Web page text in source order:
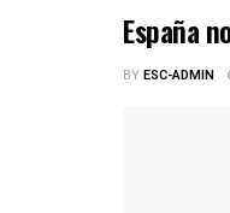
España
BYESC-ADMIN